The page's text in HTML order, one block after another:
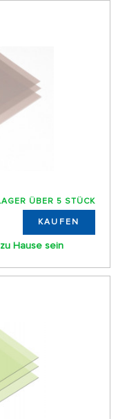
ÜBER 5 STÜCK
KAUFEN
Hause sein